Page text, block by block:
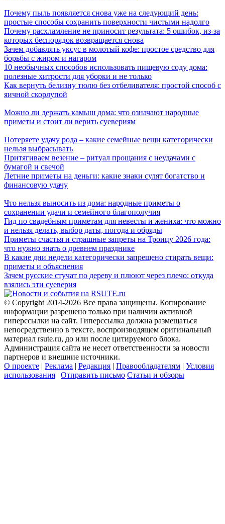
Почему пыль появляется снова уже на следующий день:
простые способы сохранить поверхности чистыми надолго
Почему расхламление не приносит результата: 5 ошибок, из-за
которых беспорядок возвращается снова
Зачем добавлять уксус в молотый кофе: простое средство для
борьбы с жиром и нагаром
10 необычных способов использовать пищевую соду дома:
полезные хитрости для уборки и не только
Как вернуть белизну тюлю без отбеливателя: простой способ с
яичной скорлупой
Можно ли держать камыш дома: что означают народные
приметы и стоит ли верить суевериям
Потеряете удачу рода – какие семейные вещи категорически
нельзя выбрасывать
Притягиваем везение – ритуал прощания с неудачами с
бумагой и свечой
Летние приметы на деньги: какие знаки сулят богатство и
финансовую удачу
Что нельзя выносить из дома: народные приметы о
сохранении удачи и семейного благополучия
Гид по свадебным приметам для невесты и жениха: что можно
и нельзя делать, выбор даты, погода и обряды
Приметы счастья и страшные запреты на Троицу 2026 года:
что нужно знать о древнем празднике
В какие дни недели категорически запрещено стирать вещи:
приметы и объяснения
Зачем русские стучат по дереву и плюют через плечо: откуда
взялись эти суеверия
© Copyright 2014-2026 Все права защищены. Копирование
информации разрешено только при наличии активной
гиперссылки на сайт. Гиперссылка должна размещаться
непосредственно в тексте, воспроизводящем оригинальный
материал rsute.ru, до или после цитируемого блока.
Администрация сайта не несет ответственности за новости
партнеров и внешние источники.
О проекте | Реклама | Редакция | Правообладателям | Условия
использования | Отправить письмо Статьи и обзоры